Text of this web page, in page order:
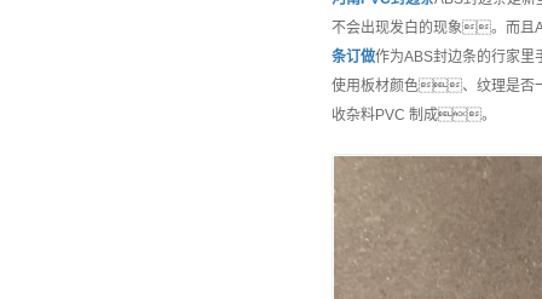
不会出现发白的现象。而
条订做作为ABS封边条的行家
使用板材颜色、纹理是否
收杂料PVC 制成。